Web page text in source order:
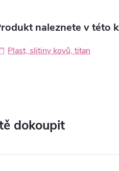
naleznete v této
Plast, slitiny kovů, titan
dokoupit